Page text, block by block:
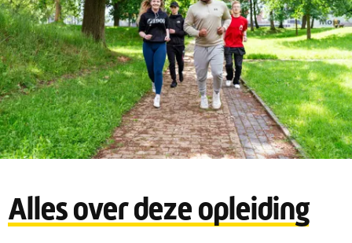
Sluit
werken.
Alles over deze opleiding